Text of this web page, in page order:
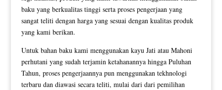
baku yang berkualitas tinggi serta proses pengerjaan yang
sangat teliti dengan harga yang sesuai dengan kualitas produk
yang kami berikan.
Untuk bahan baku kami menggunakan kayu Jati atau Mahoni
perhutani yang sudah terjamin ketahanannya hingga Puluhan
Tahun, proses pengerjaannya pun menggunakan tekhnologi
terbaru dan diawasi secara teliti, mulai dari dari pemilihan